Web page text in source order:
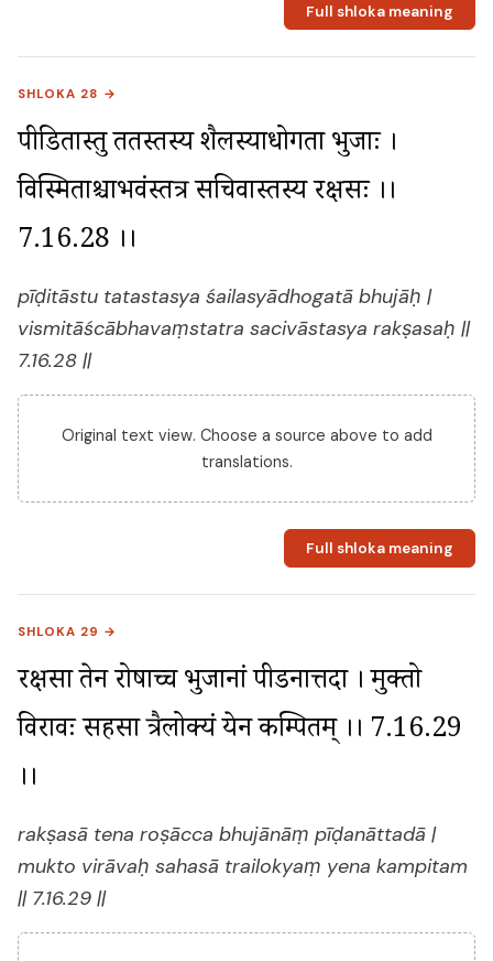
Full shloka meaning
SHLOKA 28 →
पीडितास्तु ततस्तस्य शैलस्याधोगता भुजाः ।
विस्मिताश्चाभवंस्तत्र सचिवास्तस्य रक्षसः ।।
7.16.28 ।।
pīḍitāstu tatastasya śailasyādhogatā bhujāḥ |
vismitāścābhavaṃstatra sacivāstasya rakṣasaḥ ||
7.16.28 ||
Original text view. Choose a source above to add
translations.
Full shloka meaning
SHLOKA 29 →
रक्षसा तेन रोषाच्च भुजानां पीडनात्तदा । मुक्तो
विरावः सहसा त्रैलोक्यं येन कम्पितम् ।। 7.16.29
।।
rakṣasā tena roṣācca bhujānāṃ pīḍanāttadā |
mukto virāvaḥ sahasā trailokyaṃ yena kampitam
|| 7.16.29 ||